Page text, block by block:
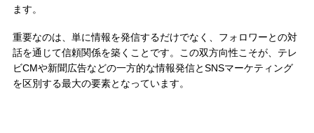
ます。
重要なのは、単に情報を発信するだけでなく、フォロワーとの対
話を通じて信頼関係を築くことです。この双方向性こそが、テレ
ビCMや新聞広告などの一方的な情報発信とSNSマーケティング
を区別する最大の要素となっています。